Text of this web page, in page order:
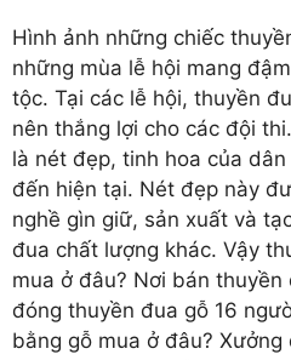
Hình ảnh những chiếc
những mùa lễ hội mang
tộc. Tại các lễ hội, thuyền
nên thắng lợi cho các đội
là nét đẹp, tinh hoa của
đến hiện tại. Nét đẹp này
nghề gìn giữ, sản xuất và
đua chất lượng khác. Vậy
mua ở đâu? Nơi bán thuyền
đóng thuyền đua gỗ 16
bằng gỗ mua ở đâu?